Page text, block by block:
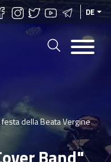
DE
della Beata Vergine